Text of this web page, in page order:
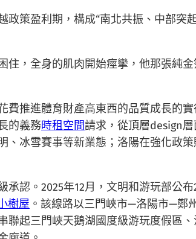
策盈利期，構成“南北共振、中部突
，全身的肌肉開始痙攣，他那張純
費推進體育財產高東西的品質成長的
的義務時租空間請求，從頂層design
、冰雪賽事等新業態；洛陽在強化政
認。2025年12月，文明和游玩部公
樹屋 。該線路以三門峽市—洛陽市—鄭
聯起三門峽天鵝湖國度級游玩度假區